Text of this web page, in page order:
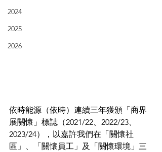
2024
2025
2026
依時能源（依時）連續三年獲頒「商界
展關懷」標誌（2021/22、2022/23、
2023/24），以嘉許我們在「關懷社
區」、「關懷員工」及「關懷環境」三